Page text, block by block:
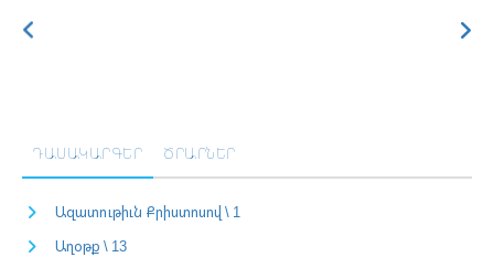
ԴԱՍԱԿԱՐԳԵՐ ԾՐԱՐՆԵՐ
Ազատութիւն Քրիստոսով \ 1
Աղօթք \ 13